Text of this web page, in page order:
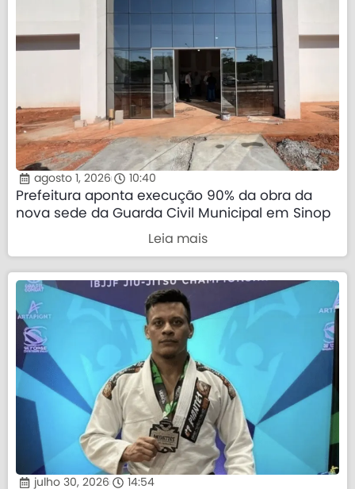
agosto 1, 2026 10:40
Prefeitura aponta execução 90% da obra da
nova sede da Guarda Civil Municipal em Sinop
Leia mais
julho 30, 2026 14:54